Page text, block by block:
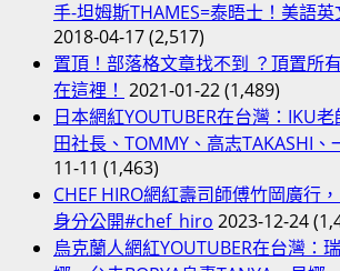
手-坦姆斯THAMES=泰晤士！美語
2018-04-17(2,517)
置頂！部落格文章找不到 ？頂置所
在這裡！ 2021-01-22(1,489)
日本網紅YOUTUBER在台灣：IKU
田社長、TOMMY、高志TAKASHI
11-11 (1,463)
CHEF HIRO網紅壽司師傅竹岡廣行
身分公開#chef_hiro 2023-12-24
烏克蘭人網紅YOUTUBER在台灣：